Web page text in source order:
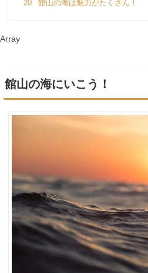
20 館山の海は魅力がたくさん！
Array
館山の海にいこう！